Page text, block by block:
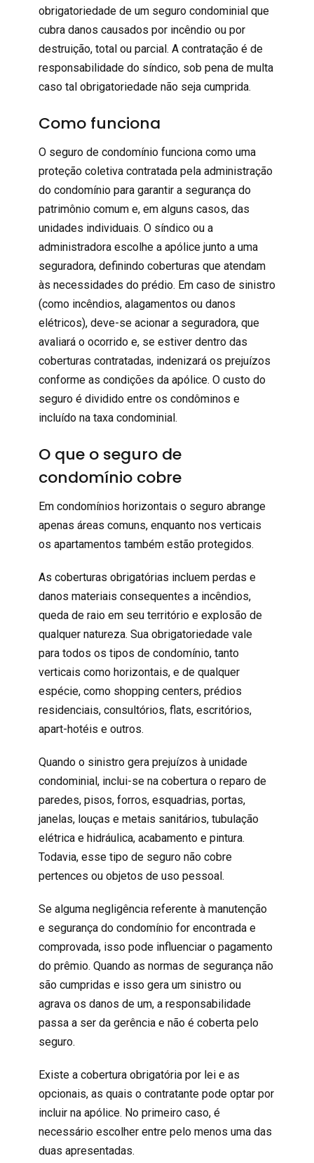
obrigatoriedadede um seguro condominialque
cubra danos causados por incêndio ou por
destruição, total ou parcial. A contratação é de
responsabilidade do síndico, sob pena de multa
caso tal obrigatoriedade não seja cumprida.
Como funciona
O seguro de condomínio funcionacomo uma
proteção coletiva contratada pela administração
do condomínio para garantir a segurança do
patrimônio comum e, em alguns casos, das
unidades individuais. O síndico ou a
administradora escolhe a apólicejunto a uma
seguradora, definindo coberturas que atendam
às necessidades do prédio. Em caso de sinistro
(como incêndios, alagamentos ou danos
elétricos), deve-se acionar a seguradora, que
avaliará o ocorrido e, se estiver dentro das
coberturas contratadas, indenizará os prejuízos
conforme as condições da apólice. O custodo
seguro é dividido entre os condôminos e
incluído na taxa condominial.
O que o seguro de
condomínio cobre
Em condomínios horizontais o seguro abrange
apenas áreas comuns, enquanto nos verticais
os apartamentos também estão protegidos.
As coberturas obrigatórias incluem perdas e
danos materiais consequentes a incêndios,
queda de raio em seu território e explosão de
qualquer natureza. Sua obrigatoriedade vale
para todos os tipos de condomínio, tanto
verticais como horizontais, e de qualquer
espécie, como shopping centers, prédios
residenciais, consultórios, flats, escritórios,
apart-hotéis e outros.
Quando o sinistro gera prejuízos à unidade
condominial, inclui-se na cobertura o reparo de
paredes, pisos, forros, esquadrias, portas,
janelas, louças e metais sanitários, tubulação
elétrica e hidráulica, acabamento e pintura.
Todavia, esse tipo de seguro não cobre
pertences ou objetos de uso pessoal.
Se alguma negligência referente à manutenção
e segurança do condomínio for encontrada e
comprovada, isso pode influenciar o pagamento
do prêmio. Quando as normas de segurança não
são cumpridas e isso gera um sinistro ou
agrava os danos de um, a responsabilidade
passa a ser da gerência e não é coberta pelo
seguro.
Existe a cobertura obrigatória por lei e as
opcionais, as quais o contratante pode optar por
incluir na apólice. No primeiro caso, é
necessário escolher entre pelo menos uma das
duas apresentadas.